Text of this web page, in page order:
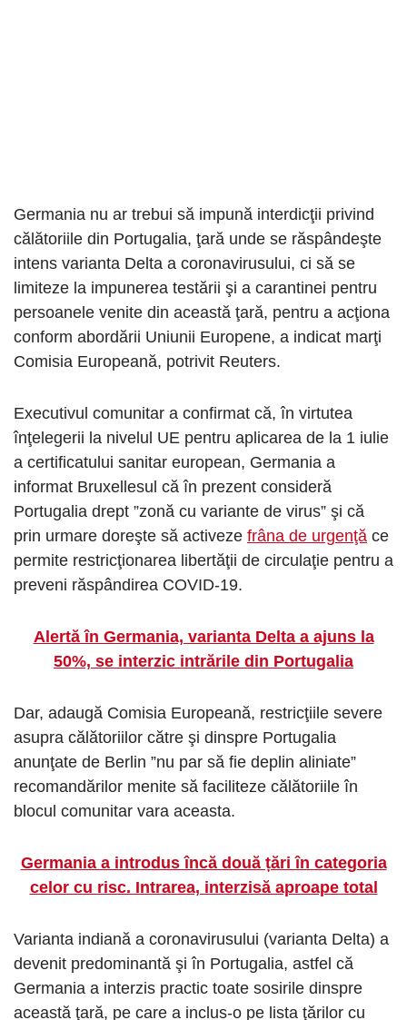
Germania nu ar trebui să impună interdicţii privind
călătoriile din Portugalia, ţară unde se răspândeşte
intens varianta Delta a coronavirusului, ci să se
limiteze la impunerea testării şi a carantinei pentru
persoanele venite din această ţară, pentru a acţiona
conform abordării Uniunii Europene, a indicat marţi
Comisia Europeană, potrivit Reuters.
Executivul comunitar a confirmat că, în virtutea
înţelegerii la nivelul UE pentru aplicarea de la 1 iulie
a certificatului sanitar european, Germania a
informat Bruxellesul că în prezent consideră
Portugalia drept ”zonă cu variante de virus” şi că
prin urmare doreşte să activeze frâna de urgenţă ce
permite restricţionarea libertăţii de circulaţie pentru a
preveni răspândirea COVID-19.
Alertă în Germania, varianta Delta a ajuns la
50%, se interzic intrările din Portugalia
Dar, adaugă Comisia Europeană, restricţiile severe
asupra călătoriilor către şi dinspre Portugalia
anunţate de Berlin ”nu par să fie deplin aliniate”
recomandărilor menite să faciliteze călătoriile în
blocul comunitar vara aceasta.
Germania a introdus încă două țări în categoria
celor cu risc. Intrarea, interzisă aproape total
Varianta indiană a coronavirusului (varianta Delta) a
devenit predominantă şi în Portugalia, astfel că
Germania a interzis practic toate sosirile dinspre
această ţară, pe care a inclus-o pe lista ţărilor cu